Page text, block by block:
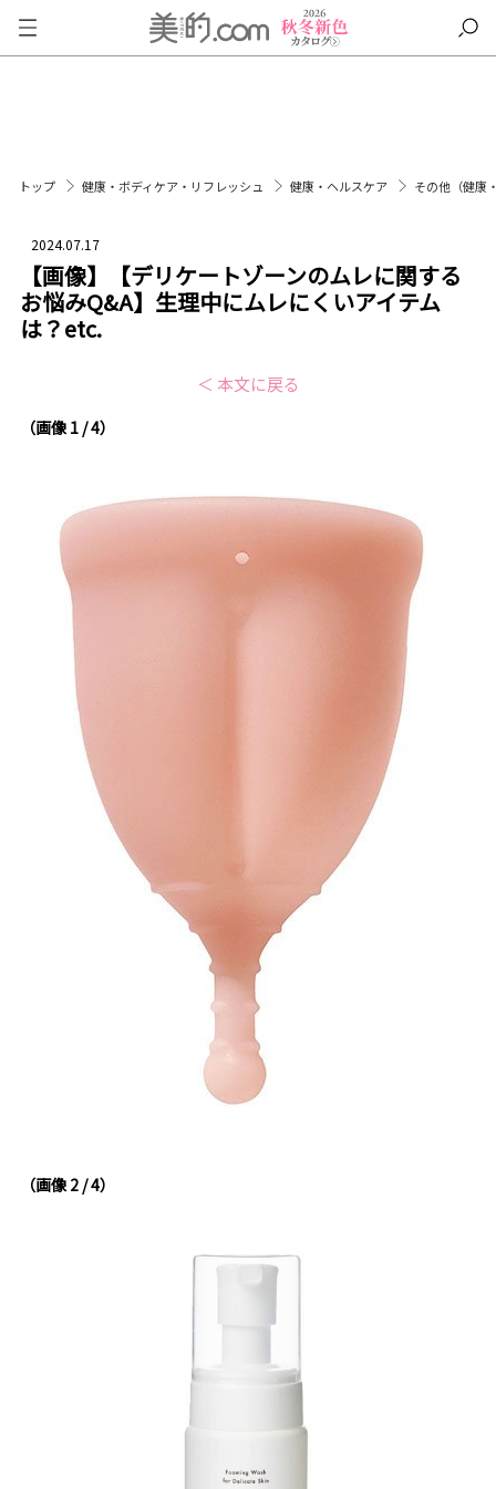
トップ 健康・ボディケア・リフレッシュ 健康・ヘルスケア その他（健康
2024.07.17
【画像】【デリケートゾーンのムレに関する
お悩みQ&A】生理中にムレにくいアイテム
は？etc.
＜ 本文に戻る
（画像 1 / 4）
（画像 2 / 4）